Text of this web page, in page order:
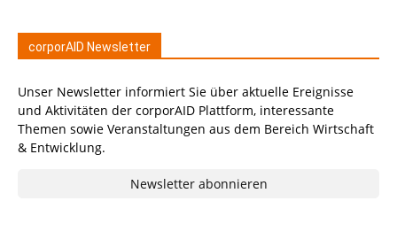
corporAID Newsletter
Unser Newsletter informiert Sie über aktuelle Ereignisse
und Aktivitäten der corporAID Plattform, interessante
Themen sowie Veranstaltungen aus dem Bereich Wirtschaft
& Entwicklung.
Newsletter abonnieren